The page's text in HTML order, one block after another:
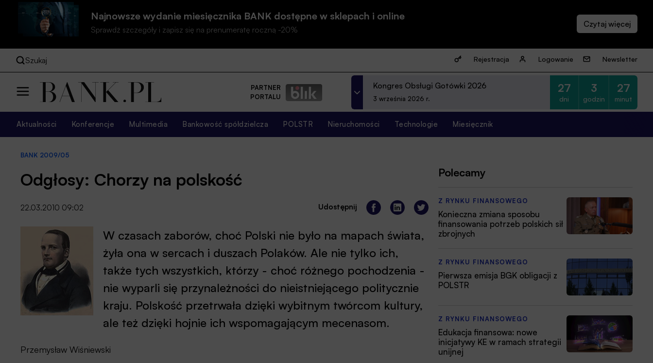
Najnowsze wydanie miesięcznika BANK dostępne w sklepach i online
Sprawdź szczegóły i zapisz się na prenumeratę roczną -20%
Szukaj Rejestracja Logowanie Newsletter
PARTNER
PORTALU
Kongres Obsługi Gotówki 2026
3 września 2026 r.
27
dni
3
godzin
27
minut
Aktualności Konferencje Multimedia Bankowość spółdzielcza POLSTR Nieruchomości Technologie Miesięcznik
BANK 2009/05
Odgłosy: Chorzy na polskość
22.03.2010 09:02 Udostępnij
W czasach zaborów, choć Polski nie było na mapach świata,
żyła ona w sercach i duszach Polaków. Ale nie tylko ich,
także tych wszystkich, którzy - choć różnego pochodzenia -
nie wyparli się przynależności do nieistniejącego politycznie
kraju. Polskość przetrwała dzięki wybitnym twórcom kultury,
ale też dzięki hojnie ich wspomagającym mecenasom.
Przemysław Wiśniewski
Polecamy
Z RYNKU FINANSOWEGO
Konieczna zmiana sposobu
finansowania potrzeb polskich sił
zbrojnych
Z RYNKU FINANSOWEGO
Pierwsza emisja BGK obligacji z
POLSTR
Z RYNKU FINANSOWEGO
Edukacja finansowa: nowe
inicjatywy KE w ramach strategii
unijnej